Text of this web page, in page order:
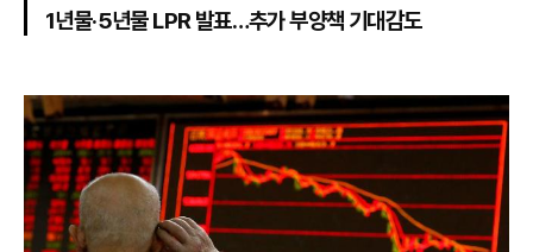
1년물·5년물 LPR 발표…추가 부양책 기대감도